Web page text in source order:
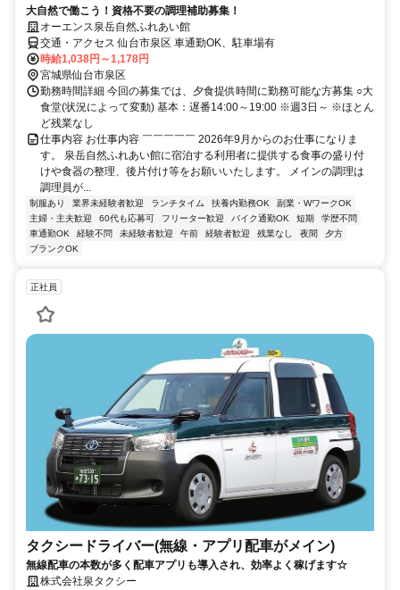
大自然で働こう！資格不要の調理補助募集！
オーエンス泉岳自然ふれあい館
交通・アクセス 仙台市泉区 車通勤OK、駐車場有
時給1,038円～1,178円
宮城県仙台市泉区
勤務時間詳細 今回の募集では、夕食提供時間に勤務可能な方募集 ○大
食堂(状況によって変動) 基本：遅番14:00～19:00 ※週3日～ ※ほとん
ど残業なし
仕事内容 お仕事内容 ￣￣￣￣￣ 2026年9月からのお仕事になりま
す。 泉岳自然ふれあい館に宿泊する利用者に提供する食事の盛り付
けや食器の整理、後片付け等をお願いいたします。 メインの調理は
調理員が...
制服あり 業界未経験者歓迎 ランチタイム 扶養内勤務OK
副業・WワークOK
主婦・主夫歓迎
60代も応募可 フリーター歓迎 バイク通勤OK 短期
学歴不問
車通勤OK
経験不問 未経験者歓迎 午前 経験者歓迎 残業なし 夜間
夕方
ブランクOK
正社員
タクシードライバー(無線・アプリ配車がメイン)
無線配車の本数が多く配車アプリも導入され、効率よく稼げます☆
株式会社泉タクシー